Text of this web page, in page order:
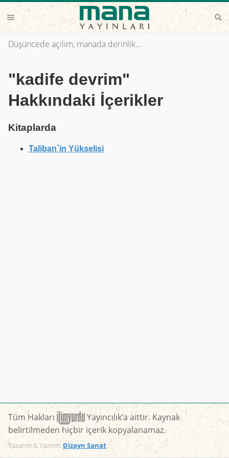
Düşüncede açılım, manada derinlik...
"kadife devrim"
Hakkındaki İçerikler
Kitaplarda
Taliban`in Yükselisi
Tüm Hakları
Yayıncılık’a aittir. Kaynak
belirtilmeden hiçbir içerik kopyalanamaz.
Tasarım & Yazılım: Dizayn Sanat